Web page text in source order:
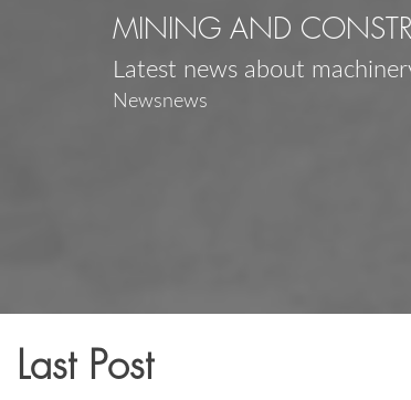
MINING AND
Latest news about
Newsnews
Last Post